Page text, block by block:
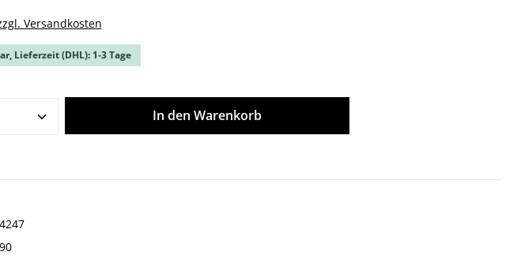
Versandkosten
Lieferzeit (DHL): 1-3 Tage
Gib den gewünschten Wert ein oder benutze die
In den Warenkorb
4247